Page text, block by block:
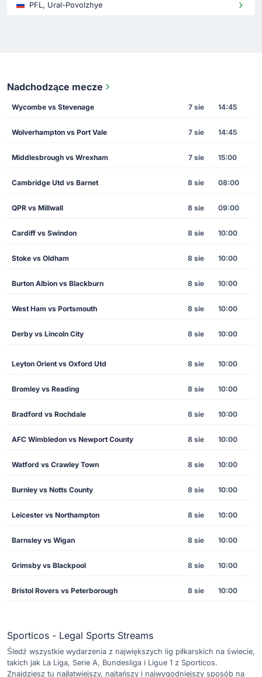
PFL, Ural-Povolzhye
Nadchodzące mecze
Wycombe vs Stevenage 7 sie 14:45
Wolverhampton vs Port Vale 7 sie 14:45
Middlesbrough vs Wrexham 7 sie 15:00
Cambridge Utd vs Barnet 8 sie 08:00
QPR vs Millwall 8 sie 09:00
Cardiff vs Swindon 8 sie 10:00
Stoke vs Oldham 8 sie 10:00
Burton Albion vs Blackburn 8 sie 10:00
West Ham vs Portsmouth 8 sie 10:00
Derby vs Lincoln City 8 sie 10:00
Leyton Orient vs Oxford Utd 8 sie 10:00
Bromley vs Reading 8 sie 10:00
Bradford vs Rochdale 8 sie 10:00
AFC Wimbledon vs Newport County 8 sie 10:00
Watford vs Crawley Town 8 sie 10:00
Burnley vs Notts County 8 sie 10:00
Leicester vs Northampton 8 sie 10:00
Barnsley vs Wigan 8 sie 10:00
Grimsby vs Blackpool 8 sie 10:00
Bristol Rovers vs Peterborough 8 sie 10:00
Sporticos - Legal Sports Streams
Śledź wszystkie wydarzenia z największych lig piłkarskich na świecie,
takich jak La Liga, Serie A, Bundesliga i Ligue 1 z Sporticos.
Znajdziesz tu najłatwiejszy, najtańszy i najwygodniejszy sposób na